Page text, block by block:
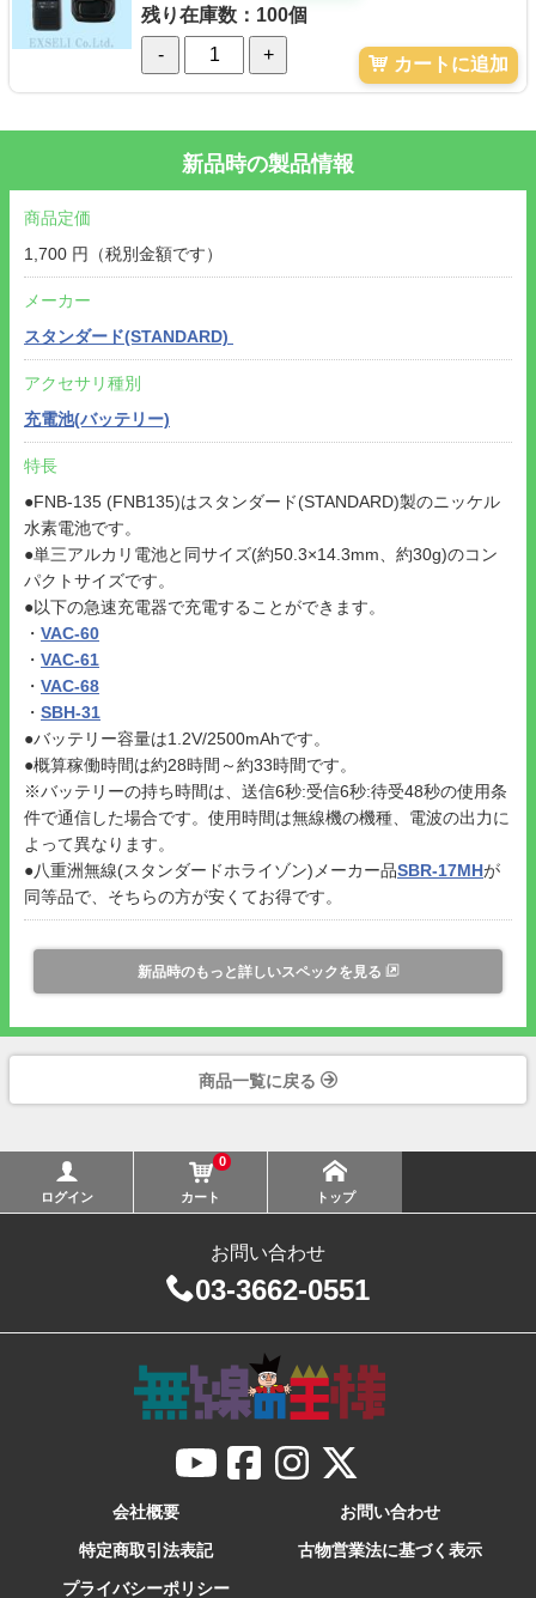
残り在庫数：100個
-
+ カートに追加
新品時の製品情報
商品定価
1,700 円（税別金額です）
メーカー
スタンダード(STANDARD)
アクセサリ種別
充電池(バッテリー)
特長
●FNB-135 (FNB135)はスタンダード(STANDARD)製のニッケル
水素電池です。
●単三アルカリ電池と同サイズ(約50.3×14.3mm、約30g)のコン
パクトサイズです。
●以下の急速充電器で充電することができます。
・ VAC-60
・ VAC-61
・ VAC-68
・ SBH-31
●バッテリー容量は1.2V/2500mAhです。
●概算稼働時間は約28時間～約33時間です。
※バッテリーの持ち時間は、送信6秒:受信6秒:待受48秒の使用条
件で通信した場合です。使用時間は無線機の機種、電波の出力に
よって異なります。
●八重洲無線(スタンダードホライゾン)メーカー品SBR-17MHが
同等品で、そちらの方が安くてお得です。
新品時のもっと詳しいスペックを見る
商品一覧に戻る
ログイン
0
カート トップ
お問い合わせ
03-3662-0551
会社概要
お問い合わせ
特定商取引法表記
古物営業法に基づく表示
プライバシーポリシー